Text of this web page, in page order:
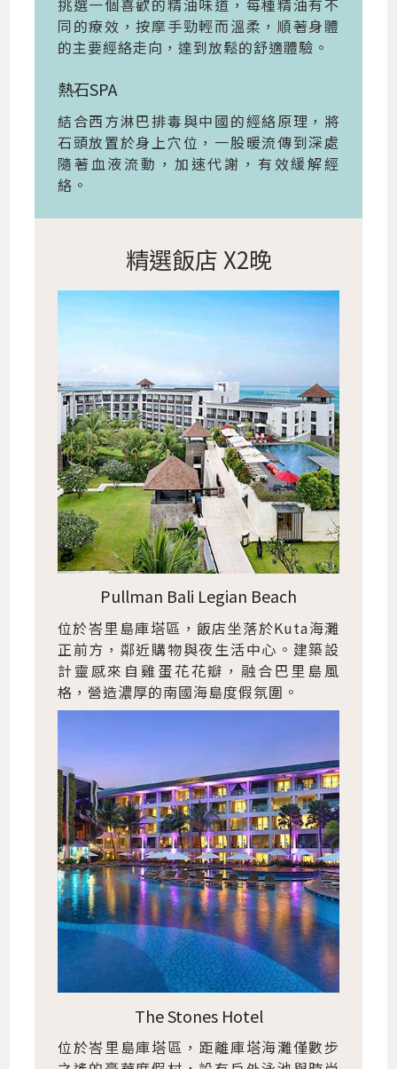
挑選一個喜歡的精油味道，每種精油有不
同的療效，按摩手勁輕而溫柔，順著身體
的主要經絡走向，達到放鬆的舒適體驗。
熱石SPA
結合西方淋巴排毒與中國的經絡原理，將
石頭放置於身上穴位，一股暖流傳到深處
隨著血液流動，加速代謝，有效緩解經
絡。
精選飯店 X2晚
Pullman Bali Legian Beach
位於峇里島庫塔區，飯店坐落於Kuta海灘
正前方，鄰近購物與夜生活中心。建築設
計靈感來自雞蛋花花瓣，融合巴里島風
格，營造濃厚的南國海島度假氛圍。
The Stones Hotel
位於峇里島庫塔區，距離庫塔海灘僅數步